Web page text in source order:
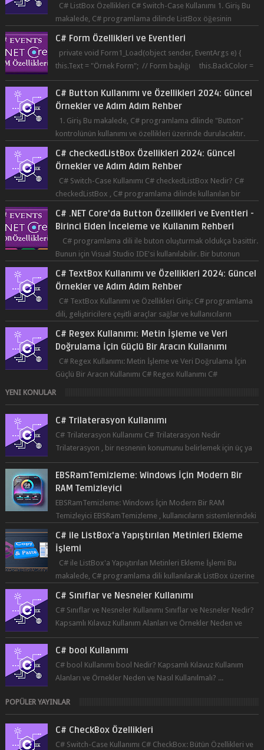
C# ListBox Özellikleri C# Switch-Case Kullanımı 1. Giriş Bu
makalede, C# programlama dilinde ListBox öğesinin
C# Form Özellikleri ve Eventleri
private void Form1_Load(object sender, EventArgs e) {
this.Text = "Örnek Form"; // Form başlığı this.BackColor =
Co...
C# Button Kullanımı ve Özellikleri 2024: Güncel
Örnekler ve Adım Adım Rehber
1. Giriş Bu makalede, C# programlama dilinde "Button"
kontrolünün kullanımı ve özellikleri üzerinde durulacaktır.
C# checkedListBox Özellikleri 2024: Güncel
Örnekler ve Adım Adım Rehber
C# Switch-Case Kullanımı C# checkedListBox Nedir? C#
checkedListBox , C# programlama dilinde kullanılan bir
C# .NET Core'da Button Özellikleri ve Eventleri -
Birinci Elden İnceleme ve Kullanım Rehberi
C# programlama dili ile buton oluşturmak oldukça basittir.
Bunun için Visual Studio IDE'si kullanılabilir. Bir butonun
C# TextBox Kullanımı ve Özellikleri 2024: Güncel
Örnekler ve Adım Adım Rehber
C# TextBox Kullanımı ve Özellikleri Giriş: C# programlama
dili, geliştiricilere çeşitli araçlar sağlar ve kullanıcıların
C# Regex Kullanımı: Metin İşleme ve Veri
Doğrulama İçin Güçlü Bir Aracın Kullanımı
C# Regex Kullanımı: Metin İşleme ve Veri Doğrulama İçin
Güçlü Bir Aracın Kullanımı C# Regex Kullanımı C#
programlama dilinde, düzenli ifad...
YENI KONULAR
C# Trilaterasyon Kullanımı
C# Trilaterasyon Kullanımı C# Trilaterasyon Nedir
Trilaterasyon , bir nesnenin konumunu belirlemek için üç ya
da daha fazla refer...
EBSRamTemizleme: Windows İçin Modern Bir
RAM Temizleyici
EBSRamTemizleme: Windows İçin Modern Bir RAM
Temizleyici EBSRamTemizleme , kullanıcıların sistemlerindeki
C# ile ListBox'a Yapıştırılan Metinleri Ekleme
İşlemi
C# ile ListBox'a Yapıştırılan Metinleri Ekleme İşlemi Bu
makalede, C# programlama dili kullanılarak ListBox üzerine
C# Sınıflar ve Nesneler Kullanımı
C# Sınıflar ve Nesneler Kullanımı Sınıflar ve Nesneler Nedir?
Kapsamlı Kılavuz Kullanım Alanları ve Örnekler Neden ve
Nasıl ...
C# bool Kullanımı
C# bool Kullanımı bool Nedir? Kapsamlı Kılavuz Kullanım
Alanları ve Örnekler Neden ve Nasıl Kullanılmalı? ...
POPÜLER YAYINLAR
C# CheckBox Özellikleri
C# Switch-Case Kullanımı C# CheckBox: Bütün Özellikleri ve